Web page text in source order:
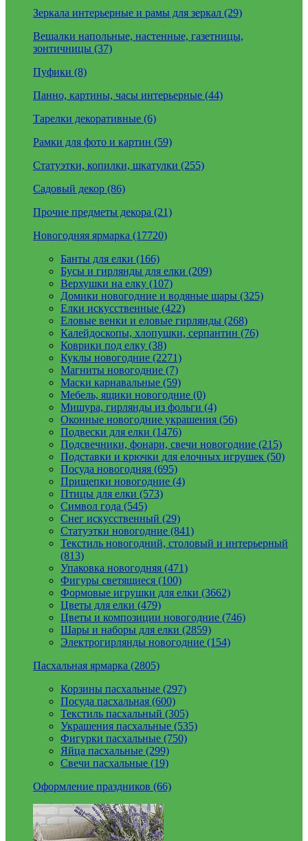
Зеркала интерьерные и рамы для зеркал (29)
Вешалки напольные, настенные, газетницы,
зонтичницы (37)
Пуфики (8)
Панно, картины, часы интерьерные (44)
Тарелки декоративные (6)
Рамки для фото и картин (59)
Статуэтки, копилки, шкатулки (255)
Садовый декор (86)
Прочие предметы декора (21)
Новогодняя ярмарка (17720)
Банты для елки (166)
Бусы и гирлянды для елки (209)
Верхушки на елку (107)
Домики новогодние и водяные шары (325)
Елки искусственные (422)
Еловые венки и еловые гирлянды (268)
Калейдоскопы, хлопушки, серпантин (76)
Коврики под елку (38)
Куклы новогодние (2271)
Магниты новогодние (7)
Маски карнавальные (59)
Мебель, ящики новогодние (0)
Мишура, гирлянды из фольги (4)
Оконные новогодние украшения (56)
Подвески для елки (1476)
Подсвечники, фонари, свечи новогодние (215)
Подставки и крючки для елочных игрушек (50)
Посуда новогодняя (695)
Прищепки новогодние (4)
Птицы для елки (573)
Символ года (545)
Снег искусственный (29)
Статуэтки новогодние (841)
Текстиль новогодний, столовый и интерьерный
(813)
Упаковка новогодняя (471)
Фигуры светящиеся (100)
Формовые игрушки для елки (3662)
Цветы для елки (479)
Цветы и композиции новогодние (746)
Шары и наборы для елки (2859)
Электрогирлянды новогодние (154)
Пасхальная ярмарка (2805)
Корзины пасхальные (297)
Посуда пасхальная (600)
Текстиль пасхальный (305)
Украшения пасхальные (535)
Фигурки пасхальные (750)
Яйца пасхальные (299)
Свечи пасхальные (19)
Оформление праздников (66)